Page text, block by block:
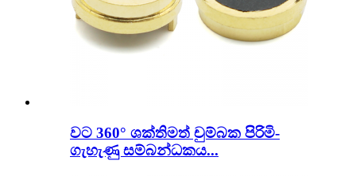
වට 360° ශක්තිමත් චුම්බක පිරිමි-
ගැහැණු සම්බන්ධකය...